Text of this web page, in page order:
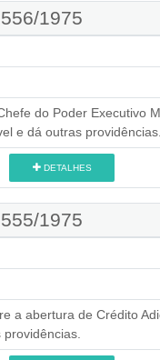
1975
do Poder Executivo
e dá outras providências.
DETALHES
1975
a abertura de Crédito